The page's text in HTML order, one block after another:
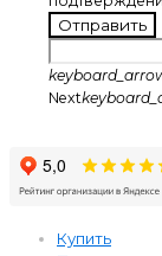
Отправить
Next
Купить